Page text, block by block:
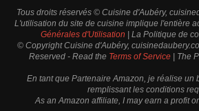
Tous droits réservés © Cuisine d'Aubéry,
L'utilisation du site de cuisine implique l'entière
Générales d'Utilisation | La Politique de
© Copyright Cuisine d'Aubéry,
Reserved - Read the Terms of Service | The
En tant que Partenaire Amazon, je réalise un
remplissant les conditions
As an Amazon affiliate, I may earn a profit